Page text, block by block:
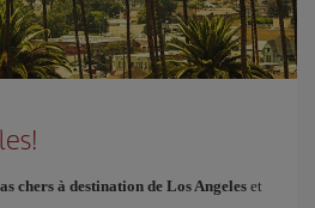
chers à destination de Los Angeles et